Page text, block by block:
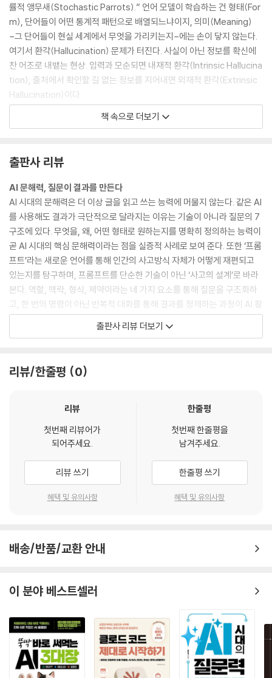
률적 앵무새(Stochastic Parrots).” 언어 모델이 학습하는 건 형태(For
m), 단어들이 어떤 통계적 패턴으로 배열되느냐이지, 의미(Meaning)
−그 단어들이 현실 세계에서 무엇을 가리키는지−에는 손이 닿지 않는다.
여기서 환각(Hallucination) 문제가 터진다. 사실이 아닌 정보를 확신에
찬 어조로 내뱉는 현상. 입력과 모순되면 내재적 환각(Intrinsic Hallucina
tion), 출처에서 확인할 길 없는 정보를 지어내면 외재적 환각(Extrinsic
Hallucination)이다.
－01_“생성형 AI 이해하기” 중에서
할 때는 퓨샷. 정확도가 극도로 중요하면 자기 일관성을 얹고, 여러 가능성
을 탐색해야 할 때는 ToT다. 이 기법들은 배타적이 아니라 누적적이다. 퓨
샷에 CoT를 결합하고, 그 결과에 자기 일관성을 적용할 수 있다. (…) 이름
은 다르지만 하는 일의 본질은 같다−경로 설계. 모델에 새로운 능력을 주
입하는 행위는 이 중 단 하나도 없다. 이미 있는 능력이 발휘될 수 있도록,
토큰이 밟고 갈 길을 깔아 주는 것뿐이다.
－03_“고급 프롬프트 기법” 중에서
대화가 이어지는 것처럼 보이는 이유는, 매 턴마다 이전의 모든 대화 내용
이 입력으로 다시 들어가기 때문이다. 세 번째 질문을 할 때 AI는 첫 번째부
터 세 번째까지를 하나의 텍스트로 이어 붙여 처음부터 다시 읽는다. 매 턴
이 첫 만남이다. 컨텍스트 윈도란 이 텍스트를 담을 수 있는 최대 크기를 뜻
한다. GPT-4 Turbo는 128K 토큰, Claude는 200K 토큰, Gemini 1.5
이 낮아 같은 내용이라도 1.5∼2배 가까운 토큰을 소비한다. 기억은 서랍
－06_“멀티턴 전략과 컨텍스트 윈도” 중에서
AI 출력물에 대한 태도는 두 극단으로 갈린다. “AI가 말한 것이니 맞겠
지”라는 무조건적 수용, “AI는 틀릴 수 있으니 안 써”라는 전면적 거부. 둘
다 틀렸다. 내재적 환각과 외재적 환각은 AI의 구조적 특성이므로 완전히
제거할 수 없다. 그렇다고 AI가 잘하는 구조 설계, 초안 생성, 패턴 인식의
가치까지 버릴 이유도 없다. 맞는 태도는 “조건부 신뢰(Conditional Tru
－09_“AI 잘 쓰는 사람의 습관” 중에서
책 속으로 더보기
출판사 리뷰
AI 문해력, 질문이 결과를 만든다
AI 시대의 문해력은 더 이상 글을 읽고 쓰는 능력에 머물지 않는다. 같은 AI
를 사용해도 결과가 극단적으로 달라지는 이유는 기술이 아니라 질문의 7
구조에 있다. 무엇을, 왜, 어떤 형태로 원하는지를 명확히 정의하는 능력이
곧 AI 시대의 핵심 문해력이라는 점을 실증적 사례로 보여 준다. 또한 ‘프롬
프트’라는 새로운 언어를 통해 인간의 사고방식 자체가 어떻게 재편되고
있는지를 탐구하며, 프롬프트를 단순한 기술이 아닌 ‘사고의 설계’로 바라
본다. 역할, 맥락, 형식, 제약이라는 네 가지 요소를 통해 질문을 구조화하
고, 한 번의 명령이 아닌 반복적 대화를 통해 결과를 정제하는 과정이 AI 활
용의 핵심임을 설명한다. 특히 실패하는 프롬프트와 성공하는 프롬프트를
비교 분석하며, 왜 어떤 질문이 더 나은 결과를 만드는지 그 원리를 드러낸
적으로 검증하고 도구를 선택하는 태도까지 포함한다. 결국 AI를 잘 쓰는
할 수 있는 사람이다.
출판사 리뷰 더보기
리뷰/한줄평 0
리뷰
첫번째 리뷰어가
되어주세요.
리뷰 쓰기
혜택 및 유의사항
한줄평
첫번째 한줄평을
남겨주세요.
한줄평 쓰기
혜택 및 유의사항
배송/반품/교환 안내
이 분야 베스트셀러